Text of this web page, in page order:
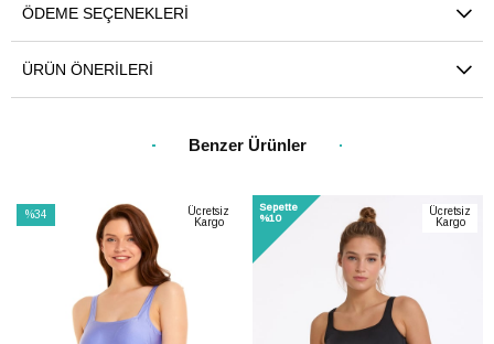
ÖDEME SEÇENEKLERI
ÜRÜN ÖNERILERI
Benzer Ürünler
%34
Ücretsiz
Kargo
Sepette
%10
Ücretsiz
Kargo